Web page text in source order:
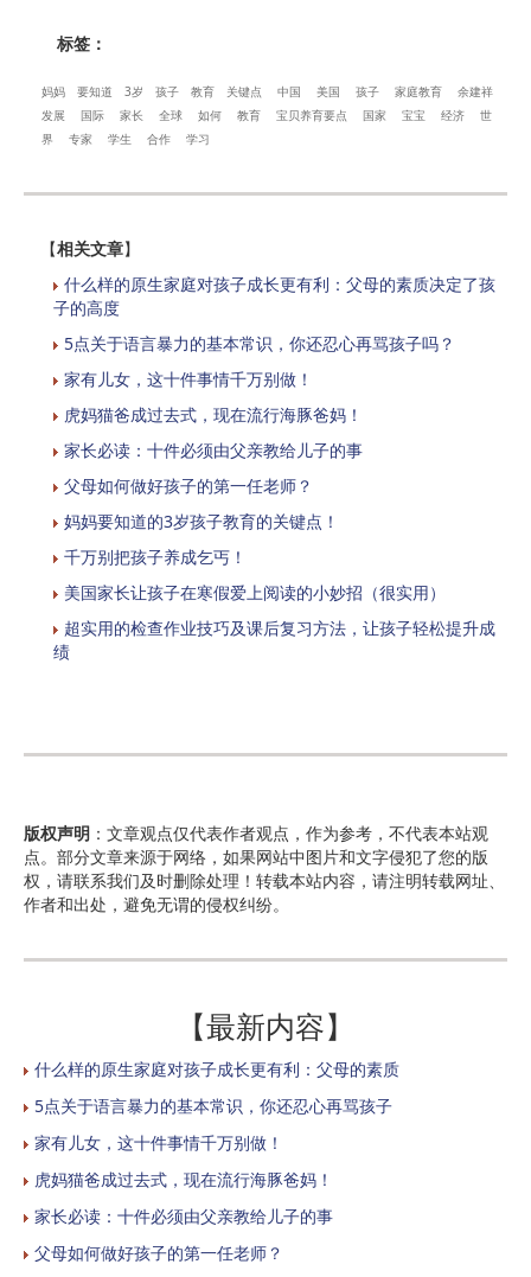
标签：
妈妈 要知道 3岁 孩子 教育 关键点 中国 美国 孩子 家庭教育
余建祥
发展
国际 家长 全球 如何 教育 宝贝养育要点 国家 宝宝 经济
世
界
专家 学生 合作 学习
【相关文章】
什么样的原生家庭对孩子成长更有利：父母的素质决定了孩
子的高度
5点关于语言暴力的基本常识，你还忍心再骂孩子吗？
家有儿女，这十件事情千万别做！
虎妈猫爸成过去式，现在流行海豚爸妈！
家长必读：十件必须由父亲教给儿子的事
父母如何做好孩子的第一任老师？
妈妈要知道的3岁孩子教育的关键点！
千万别把孩子养成乞丐！
美国家长让孩子在寒假爱上阅读的小妙招（很实用）
超实用的检查作业技巧及课后复习方法，让孩子轻松提升成
绩
版权声明 ：文章观点仅代表作者观点，作为参考，不代表本站观
点。部分文章来源于网络，如果网站中图片和文字侵犯了您的版
权，请联系我们及时删除处理！转载本站内容，请注明转载网址、
作者和出处，避免无谓的侵权纠纷。
【最新内容】
什么样的原生家庭对孩子成长更有利：父母的素质
5点关于语言暴力的基本常识，你还忍心再骂孩子
家有儿女，这十件事情千万别做！
虎妈猫爸成过去式，现在流行海豚爸妈！
家长必读：十件必须由父亲教给儿子的事
父母如何做好孩子的第一任老师？